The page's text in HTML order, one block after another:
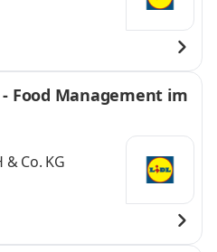
Food Management im
Co. KG